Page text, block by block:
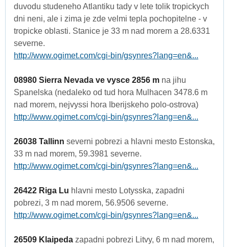
duvodu studeneho Atlantiku tady v lete tolik tropickych
dni neni, ale i zima je zde velmi tepla pochopitelne - v
tropicke oblasti. Stanice je 33 m nad morem a 28.6331
severne.
http://www.ogimet.com/cgi-bin/gsynres?lang=en&...
08980 Sierra Nevada ve vysce 2856 m na jihu
Spanelska (nedaleko od tud hora Mulhacen 3478.6 m
nad morem, nejvyssi hora Iberijskeho polo-ostrova)
http://www.ogimet.com/cgi-bin/gsynres?lang=en&...
26038 Tallinn severni pobrezi a hlavni mesto Estonska,
33 m nad morem, 59.3981 severne.
http://www.ogimet.com/cgi-bin/gsynres?lang=en&...
26422 Riga Lu hlavni mesto Lotysska, zapadni
pobrezi, 3 m nad morem, 56.9506 severne.
http://www.ogimet.com/cgi-bin/gsynres?lang=en&...
26509 Klaipeda zapadni pobrezi Litvy, 6 m nad morem,